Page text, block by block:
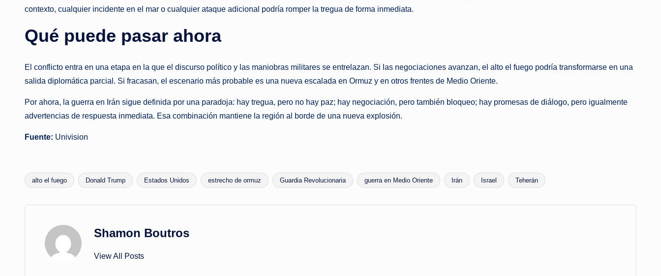
contexto, cualquier incidente en el mar o cualquier ataque adicional podría romper la tregua de forma inmediata.
Qué puede pasar ahora
El conflicto entra en una etapa en la que el discurso político y las maniobras militares se entrelazan. Si las negociaciones avanzan, el alto el fuego podría transformarse en una
salida diplomática parcial. Si fracasan, el escenario más probable es una nueva escalada en Ormuz y en otros frentes de Medio Oriente.
Por ahora, la guerra en Irán sigue definida por una paradoja: hay tregua, pero no hay paz; hay negociación, pero también bloqueo; hay promesas de diálogo, pero igualmente
advertencias de respuesta inmediata. Esa combinación mantiene la región al borde de una nueva explosión.
Fuente: Univision
Tags:
alto el fuego Donald Trump Estados Unidos estrecho de ormuz Guardia Revolucionaria guerra en Medio Oriente Irán Israel Teherán
Shamon Boutros
View All Posts